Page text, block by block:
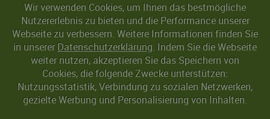
Wir verwenden Cookies, um Ihnen das bestmögliche
Nutzererlebnis zu bieten und die Performance unserer
Webseite zu verbessern. Weitere Informationen finden Sie
in unserer Datenschutzerklärung. Indem Sie die Webseite
weiter nutzen, akzeptieren Sie das Speichern von
Cookies, die folgende Zwecke unterstützen:
Nutzungsstatistik, Verbindung zu sozialen Netzwerken,
gezielte Werbung und Personalisierung von Inhalten.